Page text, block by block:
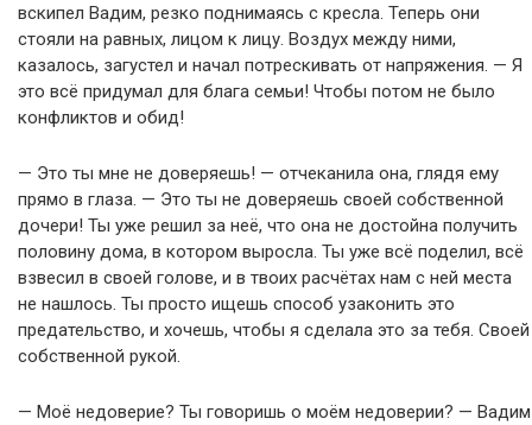
вскипел Вадим, резко поднимаясь с кресла. Теперь они
стояли на равных, лицом к лицу. Воздух между ними,
казалось, загустел и начал потрескивать от напряжения. — Я
это всё придумал для блага семьи! Чтобы потом не было
конфликтов и обид!
— Это ты мне не доверяешь! — отчеканила она, глядя ему
прямо в глаза. — Это ты не доверяешь своей собственной
дочери! Ты уже решил за неё, что она не достойна получить
половину дома, в котором выросла. Ты уже всё поделил, всё
взвесил в своей голове, и в твоих расчётах нам с ней места
не нашлось. Ты просто ищешь способ узаконить это
предательство, и хочешь, чтобы я сделала это за тебя. Своей
собственной рукой.
— Моё недоверие? Ты говоришь о моём недоверии? — Вадим